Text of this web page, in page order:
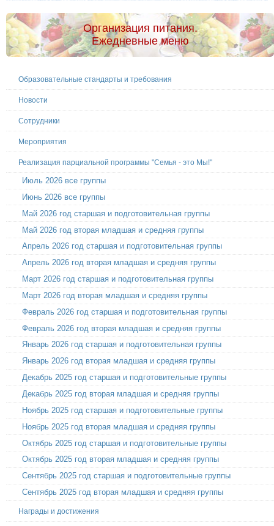
Организация питания.
Ежедневные меню
Образовательные стандарты и требования
Новости
Сотрудники
Мероприятия
Реализация парциальной программы "Семья - это Мы!"
Июль 2026 все группы
Июнь 2026 все группы
Май 2026 год старшая и подготовительная группы
Май 2026 год вторая младшая и средняя группы
Апрель 2026 год старшая и подготовительная группы
Апрель 2026 год вторая младшая и средняя группы
Март 2026 год старшая и подготовительная группы
Март 2026 год вторая младшая и средняя группы
Февраль 2026 год старшая и подготовительная группы
Февраль 2026 год вторая младшая и средняя группы
Январь 2026 год старшая и подготовительная группы
Январь 2026 год вторая младшая и средняя группы
Декабрь 2025 год старшая и подготовительные группы
Декабрь 2025 год вторая младшая и средняя группы
Ноябрь 2025 год старшая и подготовительные группы
Ноябрь 2025 год вторая младшая и средняя группы
Октябрь 2025 год старшая и подготовительные группы
Октябрь 2025 год вторая младшая и средняя группы
Сентябрь 2025 год старшая и подготовительные группы
Сентябрь 2025 год вторая младшая и средняя группы
Награды и достижения